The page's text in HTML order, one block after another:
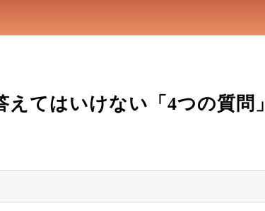
てはいけない「4つの質問」